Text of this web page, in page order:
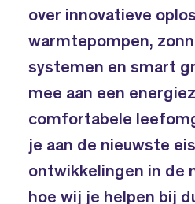
over innovatieve
warmtepompen,
systemen en smart
mee aan een
comfortabele
je aan de nieuwste
ontwikkelingen in de
hoe wij je helpen bij